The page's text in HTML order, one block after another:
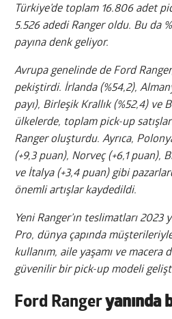
Türkiye’de toplam 16.806 adet
5.526 adedi Ranger oldu. Bu da
payına denk geliyor.
Avrupa genelinde de Ford
pekiştirdi. İrlanda (%54,2),
payı), Birleşik Krallık (%52,4) ve
ülkelerde, toplam pick-up
Ranger oluşturdu. Ayrıca,
(+9,3 puan), Norveç (+6,1 puan),
ve İtalya (+3,4 puan) gibi
önemli artışlar kaydedildi.
Yeni Ranger’ın teslimatları 2023
Pro, dünya çapında
kullanım, aile yaşamı ve macera
güvenilir bir pick-up modeli
Ford Rangeryanında